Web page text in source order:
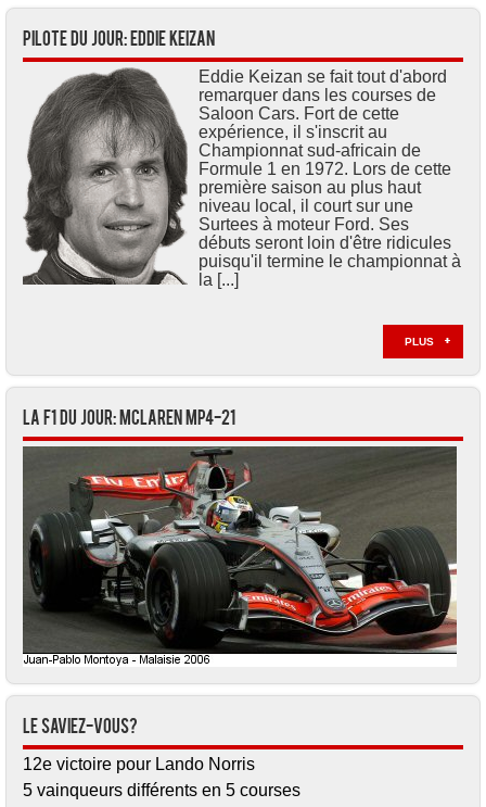
Pilote du jour: Eddie KEIZAN
Eddie Keizan se fait tout d'abord
remarquer dans les courses de
Saloon Cars. Fort de cette
expérience, il s'inscrit au
Championnat sud-africain de
Formule 1 en 1972. Lors de cette
première saison au plus haut
niveau local, il court sur une
Surtees à moteur Ford. Ses
débuts seront loin d'être ridicules
puisqu'il termine le championnat à
la [...]
PLUS
La F1 du jour: McLaren MP4-21
Le saviez-vous?
12e victoire pour Lando Norris
5 vainqueurs différents en 5 courses